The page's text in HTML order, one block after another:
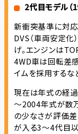
2代目モデル（
新衝突基準に対
DVS（車両安定化
げ。エンジンは
4WD車は回転差
イムを採用するな
現在は年式の経
～2004年式が数
の少なさが評価
が入る3～4代目